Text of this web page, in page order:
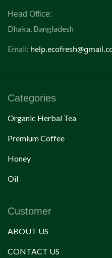
Head Office:
Dhaka, Bangladesh
Email:
Categories
Organic Herbal Tea
Premium Coffee
Honey
Oil
Customer
ABOUT US
CONTACT US